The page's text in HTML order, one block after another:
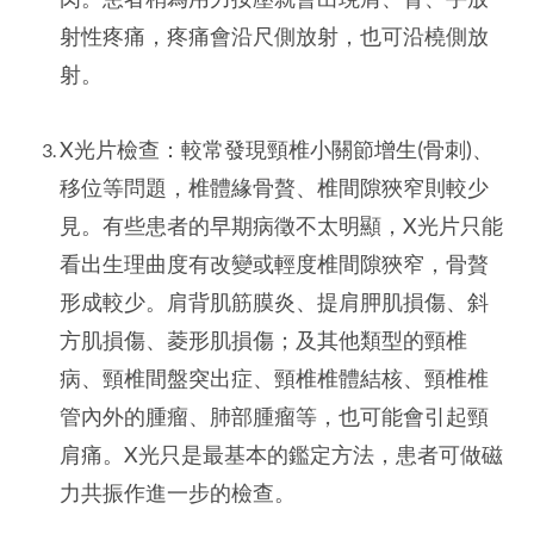
射性疼痛，疼痛會沿尺側放射，也可沿橈側放
射。
X光片檢查：較常發現頸椎小關節增生(骨刺)、
移位等問題，椎體緣骨贅、椎間隙狹窄則較少
見。有些患者的早期病徵不太明顯，X光片只能
看出生理曲度有改變或輕度椎間隙狹窄，骨贅
形成較少。肩背肌筋膜炎、提肩胛肌損傷、斜
方肌損傷、菱形肌損傷；及其他類型的頸椎
病、頸椎間盤突出症、頸椎椎體結核、頸椎椎
管內外的腫瘤、肺部腫瘤等，也可能會引起頸
肩痛。X光只是最基本的鑑定方法，患者可做磁
力共振作進一步的檢查。